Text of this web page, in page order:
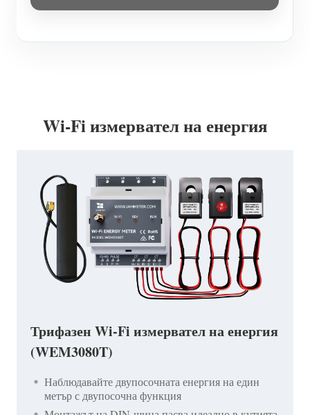
Wi-Fi измервател на енергия
Трифазен Wi-Fi измервател на енергия
(WEM3080T)
Наблюдавайте двупосочната енергия на един
метър с двупосочна функция